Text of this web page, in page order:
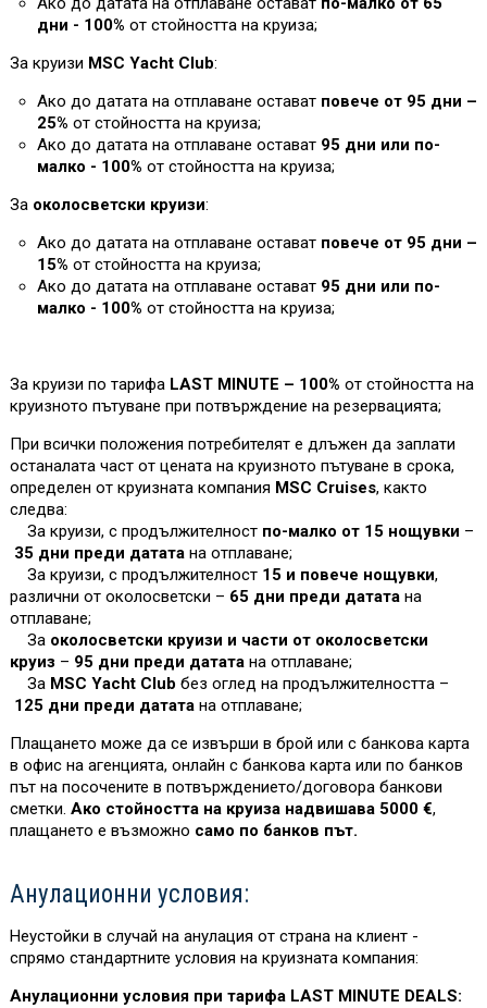
дни - 100% от стойността на круиза;
За круизи MSC Yacht Club:
Ако до датата на отплаване остават повече от 95 дни –
25% от стойността на круиза;
Ако до датата на отплаване остават 95 дни или по-
малко - 100% от стойността на круиза;
За околосветски круизи:
Ако до датата на отплаване остават повече от 95 дни –
15% от стойността на круиза;
Ако до датата на отплаване остават 95 дни или по-
малко - 100% от стойността на круиза;
За круизи по тарифа LAST MINUTE – 100% от стойността на
круизното пътуване при потвърждение на резервацията;
При всички положения потребителят е длъжен да заплати
останалата част от цената на круизното пътуване в срока,
определен от круизната компания MSC Cruises, както
следва:
За круизи, с продължителност по-малко от 15 нощувки –
35 дни преди датата на отплаване;
За круизи, с продължителност15 и повече нощувки,
различни от околосветски – 65 дни преди датата на
отплаване;
За околосветски круизи и части от околосветски
круиз – 95 дни преди датата на отплаване;
За MSC Yacht Club без оглед на продължителността –
125 дни преди датата на отплаване;
Плащането може да се извърши в брой или с банкова карта
в офис на агенцията, онлайн с банкова карта или по банков
път на посочените в потвърждението/договора банкови
сметки. Ако стойността на круиза надвишава 5000 €,
плащането е възможно само по банков път.
Анулационни условия:
Неустойки в случай на анулация от страна на клиент -
спрямо стандартните условия на круизната компания:
Анулационни условия при тарифа LAST MINUTE DEALS: